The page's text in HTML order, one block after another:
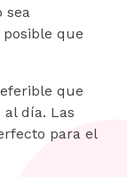
sea
que
que
al día. Las
para el